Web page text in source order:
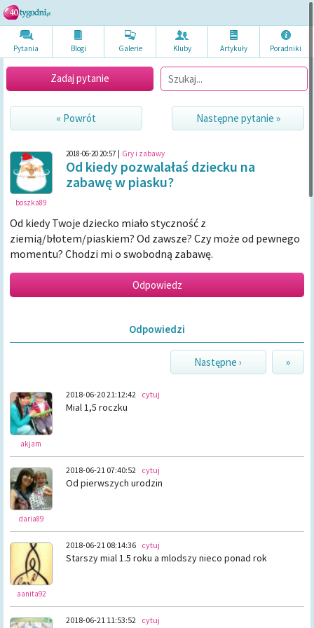
Pytania Blogi Galerie Kluby Artykuły Poradniki
Zadaj pytanie
« Powrót Następne pytanie »
boszka89
2018-06-20 20:57 Gry i zabawy
Od kiedy pozwalałaś dziecku na
zabawę w piasku?
Od kiedy Twoje dziecko miało styczność z
ziemią/błotem/piaskiem? Od zawsze? Czy może od pewnego
momentu? Chodzi mi o swobodną zabawę.
Odpowiedzi
Następne › »
akjam
2018-06-20 21:12:42 cytuj
Mial 1,5 roczku
daria89
2018-06-21 07:40:52 cytuj
Od pierwszych urodzin
aanita92
2018-06-21 08:14:36 cytuj
Starszy mial 1.5 roku a mlodszy nieco ponad rok
2018-06-21 11:53:52 cytuj